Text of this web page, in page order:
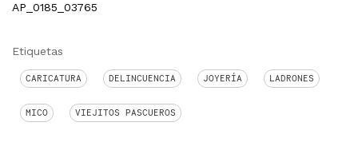
AP_0185_03765
Etiquetas
CARICATURA DELINCUENCIA JOYERÍA LADRONES
MICO VIEJITOS PASCUEROS